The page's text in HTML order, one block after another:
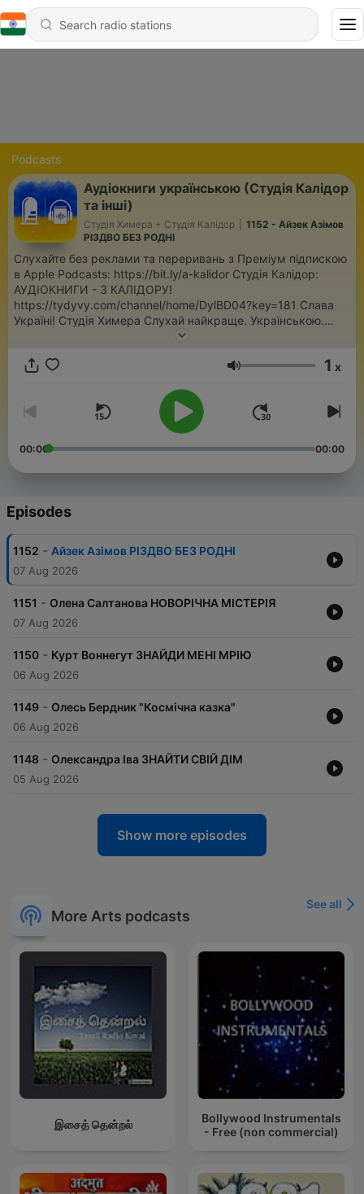
Podcasts
Аудіокниги українською (Студія Калідор
та інші)
Студія Химера + Студія Калідор
1152 - Айзек Азімов
РІЗДВО БЕЗ РОДНІ
Слухайте без реклами та переривань з Преміум підпискою
в Apple Podcasts: https://bit.ly/a-kalidor Студія Калідор:
АУДІОКНИГИ - З КАЛІДОРУ!
https://tydyvy.com/channel/home/DylBD04?key=181 Слава
Україні! Студія Химера Слухай найкраще. Українською.
Світові бестселери, класика, фантастика, детективи та
професійним озвученням від найкращих студій і найкращих
Volume 1 x
00:00 00:00
Episodes
1152 - Айзек Азімов РІЗДВО БЕЗ РОДНІ
07 Aug 2026
1151 - Олена Салтанова НОВОРІЧНА МІСТЕРІЯ
07 Aug 2026
1150 - Курт Воннегут ЗНАЙДИ МЕНІ МРІЮ
06 Aug 2026
1149 - Олесь Бердник "Космічна казка"
06 Aug 2026
1148 - Олександра Іва ЗНАЙТИ СВІЙ ДІМ
05 Aug 2026
Show more episodes
More Arts podcasts
See all
இசைத் தென்றல்
Bollywood Instrumentals
- Free (non commercial)